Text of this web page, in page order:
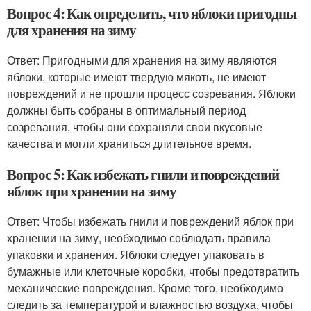
Вопрос 4: Как определить, что яблоки пригодны
для хранения на зиму
Ответ: Пригодными для хранения на зиму являются
яблоки, которые имеют твердую мякоть, не имеют
повреждений и не прошли процесс созревания. Яблоки
должны быть собраны в оптимальный период
созревания, чтобы они сохраняли свои вкусовые
качества и могли храниться длительное время.
Вопрос 5: Как избежать гнили и повреждений
яблок при хранении на зиму
Ответ: Чтобы избежать гнили и повреждений яблок при
хранении на зиму, необходимо соблюдать правила
упаковки и хранения. Яблоки следует упаковать в
бумажные или клеточные коробки, чтобы предотвратить
механические повреждения. Кроме того, необходимо
следить за температурой и влажностью воздуха, чтобы